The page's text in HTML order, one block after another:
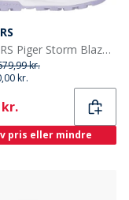
SKECHERS Piger Storm Blazer Vandtætte Sko Black Lavender
kr.
kr.
kr.
pris eller mindre